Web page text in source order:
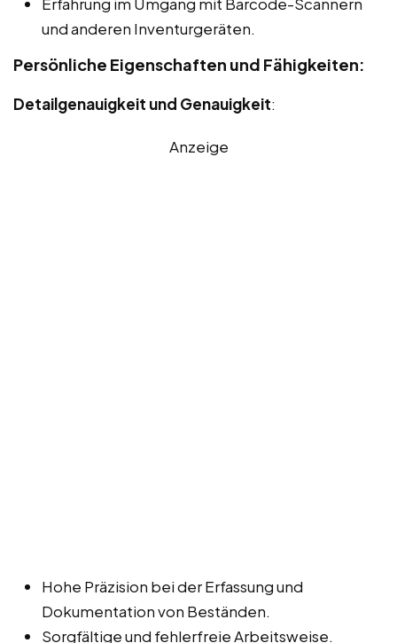
und anderen Inventurgeräten.
Persönliche Eigenschaften und Fähigkeiten:
Detailgenauigkeit und Genauigkeit:
Anzeige
Hohe Präzision bei der Erfassung und
Dokumentation von Beständen.
Sorgfältige und fehlerfreie Arbeitsweise.